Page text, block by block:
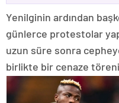
Yenilginin ardından
günlerce protestolar
uzun süre sonra
birlikte bir cenaze